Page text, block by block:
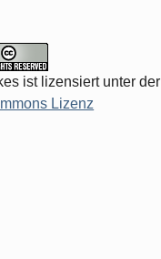
ist lizensiert unter der
Lizenz